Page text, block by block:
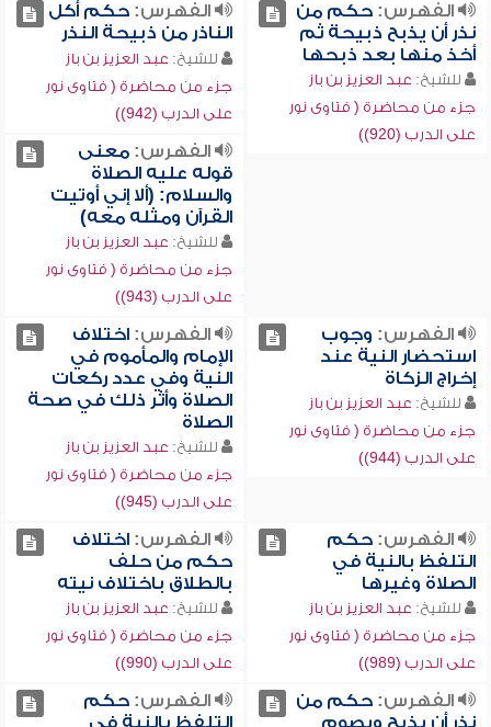
الفهرس:حكم من
نذر أن يذبح ذبيحة ثم
أخذ منها بعد ذبحها
للشيخ: عبد العزيز بن باز
جزء من محاضرة ( فتاوى نور
على الدرب (920))
الفهرس:حكم أكل
الناذر من ذبيحة النذر
للشيخ: عبد العزيز بن باز
جزء من محاضرة ( فتاوى نور
على الدرب (942))
الفهرس:معنى
قوله عليه الصلاة
والسلام: (ألا إني أوتيت
القرآن ومثله معه)
للشيخ: عبد العزيز بن باز
جزء من محاضرة ( فتاوى نور
على الدرب (943))
الفهرس: وجوب
استحضار النية عند
إخراج الزكاة
للشيخ: عبد العزيز بن باز
جزء من محاضرة ( فتاوى نور
على الدرب (944))
الفهرس:اختلاف
الإمام والمأموم في
النية وفي عدد ركعات
الصلاة وأثر ذلك في صحة
الصلاة
للشيخ: عبد العزيز بن باز
جزء من محاضرة ( فتاوى نور
على الدرب (945))
الفهرس:حكم
التلفظ بالنية في
الصلاة وغيرها
للشيخ: عبد العزيز بن باز
جزء من محاضرة ( فتاوى نور
على الدرب (989))
الفهرس:اختلاف
حكم من حلف
بالطلاق باختلاف نيته
للشيخ: عبد العزيز بن باز
جزء من محاضرة ( فتاوى نور
على الدرب (990))
الفهرس:حكم من
نذر أن يذبح ويصوم
الفهرس:حكم
التلفظ بالنية في